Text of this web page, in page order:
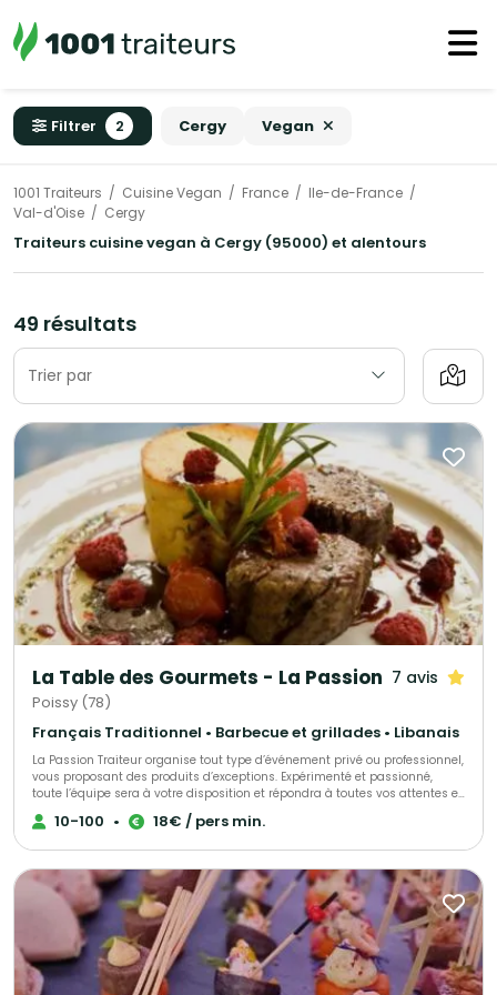
Filtrer 2 Cergy Vegan
1001 Traiteurs Cuisine Vegan France
Ile-de-France
Val-d'Oise
Cergy
Traiteurs cuisine vegan à Cergy (95000) et alentours
49 résultats
Trier par
La Table des Gourmets - La Passion 7 avis
Poissy (78)
Français Traditionnel • Barbecue et grillades • Libanais
La Passion Traiteur organise tout type d’événement privé ou professionnel,
vous proposant des produits d’exceptions. Expérimenté et passionné,
toute l’équipe sera à votre disposition et répondra à toutes vos attentes et
envies, en s’adaptant à vos exigences. Tout est personnalisable. Nous
travaillons non-stop, tous les jours de la semaine et nous nous
10-100 • 18€ / pers min.